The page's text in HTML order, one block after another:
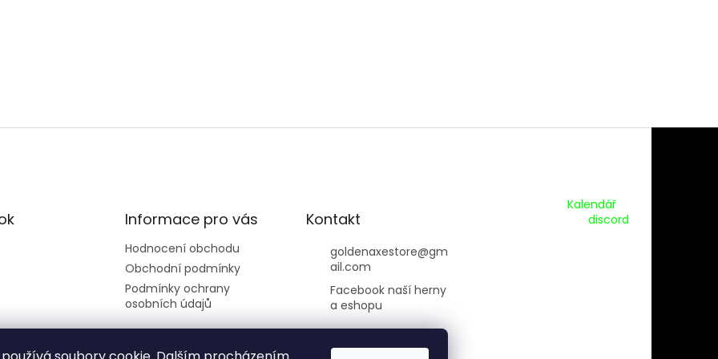
Informace pro vás
Hodnocení obchodu
Obchodní podmínky
Podmínky ochrany
osobních údajů
Kontakt
goldenaxestore@gm
ail.com
Facebook naší herny
a eshopu
Kalendář Akcí:Kalendář
Pripojte se na nášdiscord